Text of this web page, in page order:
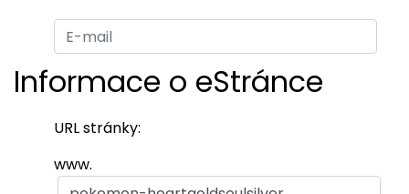
Informace o eStránce
URL stránky:
www.